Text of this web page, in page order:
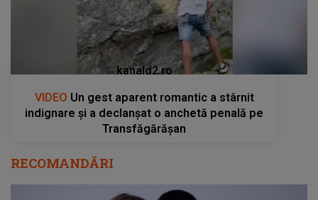
kanald2.ro
VIDEO Un gest aparent romantic a stârnit
indignare și a declanșat o anchetă penală pe
Transfăgărășan
RECOMANDĂRI